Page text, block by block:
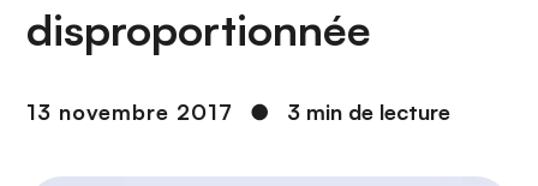
disproportionnée
13 novembre 2017 ● 3 min de lecture